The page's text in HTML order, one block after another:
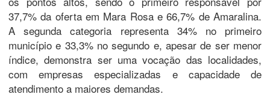
37,7% da oferta em Mara Rosa e 66,7% de Amaralina.
A segunda categoria representa 34% no primeiro
município e 33,3% no segundo e, apesar de ser menor
índice, demonstra ser uma vocação das localidades,
com empresas especializadas e capacidade de
atendimento a maiores demandas.